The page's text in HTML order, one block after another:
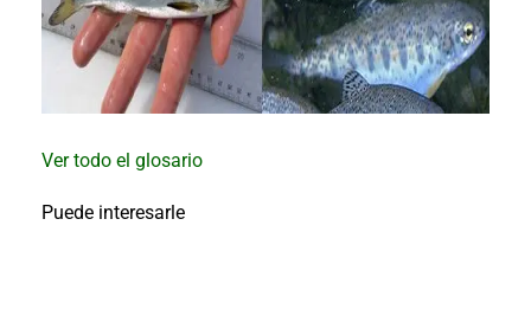
caprinos
Porcino
Cosecha
Ver todo el glosario
Puede interesarle